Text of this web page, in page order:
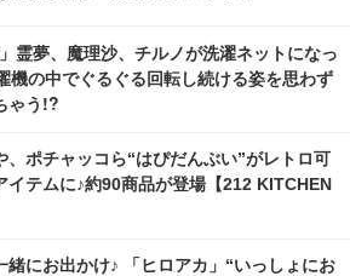
霊夢、魔理沙、チルノが洗濯ネットになっ
機の中でぐるぐる回転し続ける姿を思わず
ゃう!?
、ポチャッコら“はぴだんぶい”がレトロ可
イテムに♪約90商品が登場【212 KITCHEN
緒にお出かけ♪ 「ヒロアカ」“いっしょにお